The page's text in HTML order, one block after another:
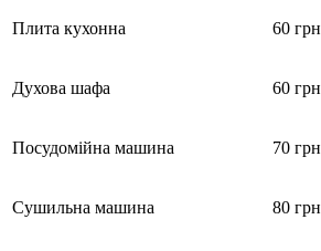
Плита кухонна 60 грн
Духова шафа 60 грн
Посудомійна машина 70 грн
Сушильна машина 80 грн